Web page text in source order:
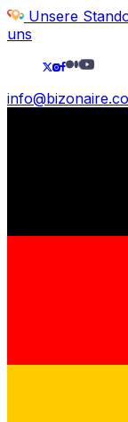
Unsere
uns